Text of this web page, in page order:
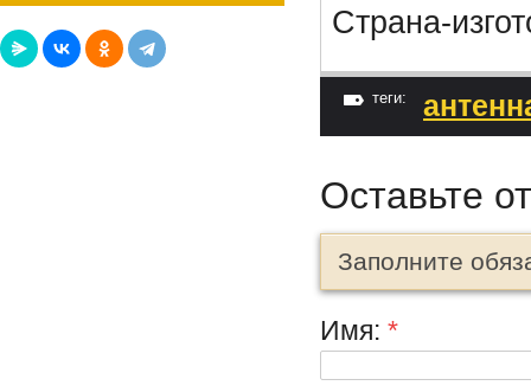
Страна-
теги:
Оставьте
Заполните
Имя: *